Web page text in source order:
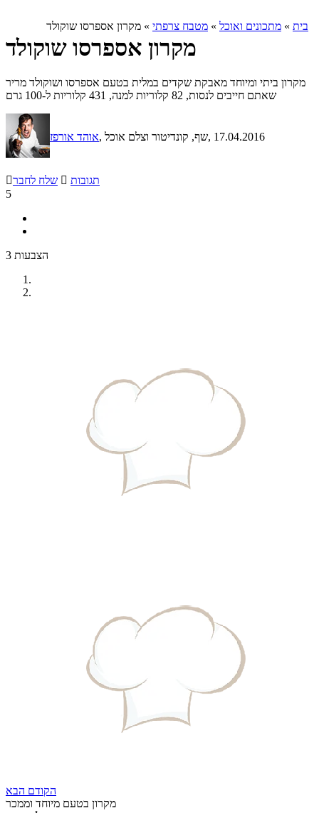
בית » מתכונים ואוכל » מטבח צרפתי » מקרון אספרסו שוקולד
מקרון אספרסו שוקולד
מקרון ביתי ומיוחד מאבקת שקדים במלית בטעם אספרסו ושוקולד מריר
שאתם חייבים לנסות, 82 קלוריות למנה, 431 קלוריות ל-100 גרם
אוהד אורפז , שף, קונדיטור וצלם אוכל, 17.04.2016
שלח לחבר  תגובות
5
3 הצבעות
הקודם הבא
מקרון בטעם מיוחד וממכר